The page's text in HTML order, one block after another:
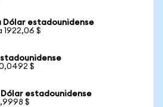
Dólar estadounidense
1922,06 $
$
estadounidense
$